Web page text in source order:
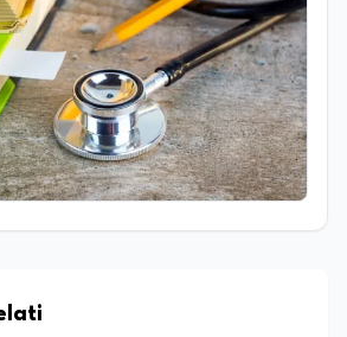
della lingua e della cultura
dall’altro lo studio della
giornalistica, con un
approfondimento sul
enogastronomico. Da
affascinato dal mondo della
e del racconto, nel corso
carriera ha lavorato anche
addetto stampa e ha collaborato
testate online che si
scrive articoli e realizza
video dedicati ai temi della